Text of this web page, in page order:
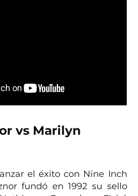
vs Marilyn
el éxito con Nine Inch
fundó en 1992 su sello